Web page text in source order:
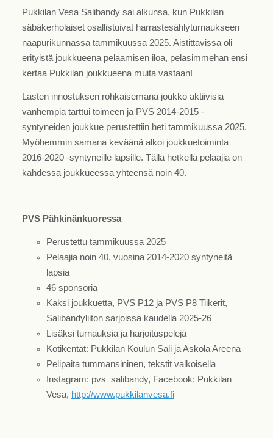
Pukkilan Vesa Salibandy sai alkunsa, kun Pukkilan
säbäkerholaiset osallistuivat harrastesählyturnaukseen
naapurikunnassa tammikuussa 2025. Aistittavissa oli
erityistä joukkueena pelaamisen iloa, pelasimmehan ensi
kertaa Pukkilan joukkueena muita vastaan!
Lasten innostuksen rohkaisemana joukko aktiivisia
vanhempia tarttui toimeen ja PVS 2014-2015 -
syntyneiden joukkue perustettiin heti tammikuussa 2025.
Myöhemmin samana keväänä alkoi joukkuetoiminta
2016-2020 -syntyneille lapsille. Tällä hetkellä pelaajia on
kahdessa joukkueessa yhteensä noin 40.
PVS Pähkinänkuoressa
Perustettu tammikuussa 2025
Pelaajia noin 40, vuosina 2014-2020 syntyneitä
lapsia
46 sponsoria
Kaksi joukkuetta, PVS P12 ja PVS P8 Tiikerit,
Salibandyliiton sarjoissa kaudella 2025-26
Lisäksi turnauksia ja harjoituspelejä
Kotikentät: Pukkilan Koulun Sali ja Askola Areena
Pelipaita tummansininen, tekstit valkoisella
Instagram: pvs_salibandy, Facebook: Pukkilan
Vesa, http://www.pukkilanvesa.fi